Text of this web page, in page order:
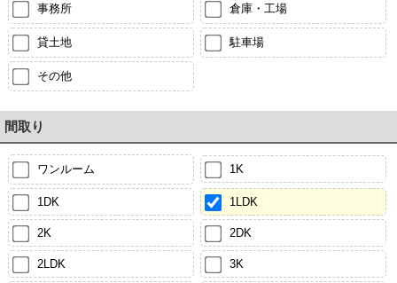
事務所 倉庫・工場
貸土地 駐車場
その他
間取り
ワンルーム 1K
1DK 1LDK
2K 2DK
2LDK 3K